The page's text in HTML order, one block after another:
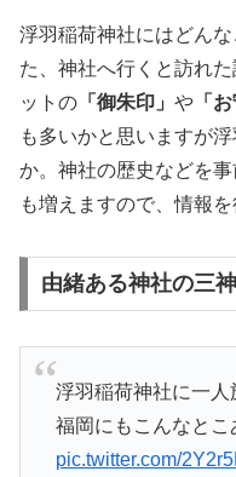
浮羽稲荷神社にはどん
た、神社へ行くと訪れ
ットの 「御朱印」 や 「
も多いかと思いますが
か。神社の歴史などを
も増えますので、情報
由緒ある神社の三
浮羽稲荷神社に一人
福岡にもこんなとこ
pic.twitter.com/